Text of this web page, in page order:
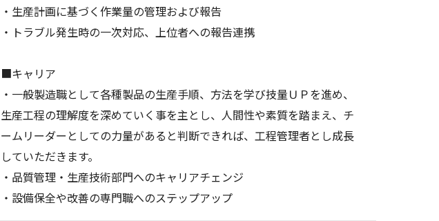
・生産計画に基づく作業量の管理および報告
・トラブル発生時の一次対応、上位者への報告連携
■キャリア
・一般製造職として各種製品の生産手順、方法を学び技量ＵＰを進め、
生産工程の理解度を深めていく事を主とし、人間性や素質を踏まえ、チ
ームリーダーとしての力量があると判断できれば、工程管理者とし成長
していただきます。
・品質管理・生産技術部門へのキャリアチェンジ
・設備保全や改善の専門職へのステップアップ